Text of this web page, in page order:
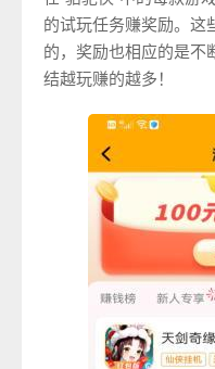
的试玩任务赚奖励。这
的，奖励也相应的是不
结越玩赚的越多！